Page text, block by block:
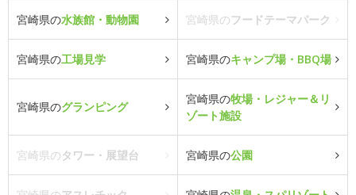
宮崎県の水族館・動物園 宮崎県のフードテーマパーク
宮崎県の工場見学 宮崎県のキャンプ場・BBQ場
宮崎県のグランピング
宮崎県の牧場・レジャー＆リ
ゾート施設
宮崎県のタワー・展望台 宮崎県の公園